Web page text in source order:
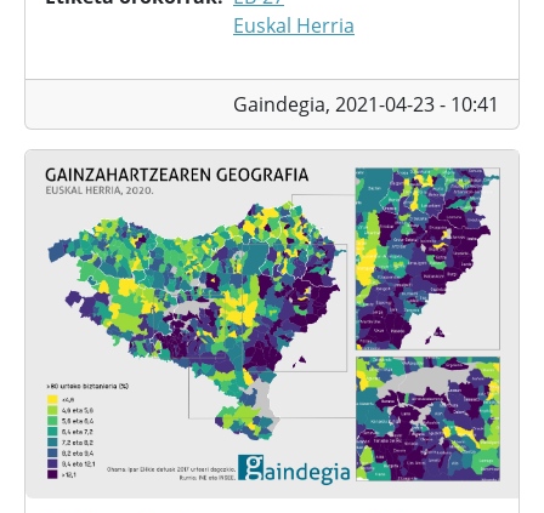
Euskal Herria
Gaindegia, 2021-04-23 - 10:41